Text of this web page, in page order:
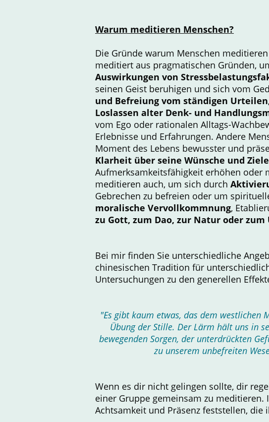
Warum meditieren Menschen?
Die Gründe warum Menschen
meditiert aus pragmatischen Gründen,
Auswirkungen von
seinen Geist beruhigen und sich vom
und Befreiung vom ständigen
Loslassen alter Denk- und
vom Ego oder rationalen Alltags-
Erlebnisse und Erfahrungen. Andere
Moment des Lebens bewusster und
Klarheit über seine Wünsche und Ziele
Aufmerksamkeitsfähigkeit erhöhen oder
meditieren auch, um sich durch
Gebrechen zu befreien oder um
moralische Vervollkommnung,
zu Gott, zum Dao, zur Natur oder zum
Bei mir finden Sie unterschiedliche
chinesischen Tradition für
Untersuchungen zu den generellen
"Es gibt kaum etwas, das dem westlichen
Übung der Stille. Der Lärm hält uns in
bewegenden Sorgen, der unterdrückten
zu unserem unbefreiten
Wenn es dir nicht gelingen sollte, dir
einer Gruppe gemeinsam zu
Achtsamkeit und Präsenz feststellen,